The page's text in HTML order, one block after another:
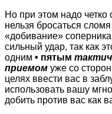
Но при этом надо четко
нельзя бросаться
«добивание»
сильный удар, так как
одним • пятым
приемом уже со
целях ввести вас в
использовать вашу
добить против вас как